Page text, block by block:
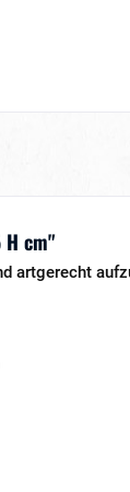
cm"
artgerecht